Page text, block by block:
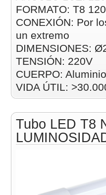
FORMATO: T8
CONEXIÓN: Por
un extremo
DIMENSIONES:
TENSIÓN: 220V
CUERPO: Aluminio
VIDA ÚTIL:
Tubo LED T8